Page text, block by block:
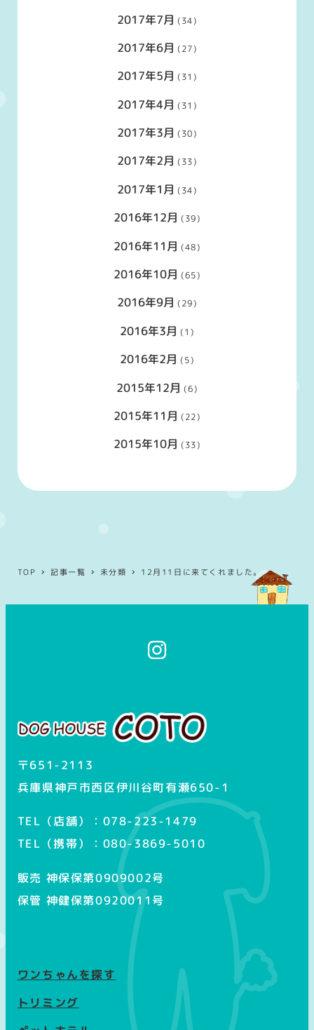
2017年7月 (34)
2017年6月 (27)
2017年5月 (31)
2017年4月 (31)
2017年3月 (30)
2017年2月 (33)
2017年1月 (34)
2016年12月 (39)
2016年11月 (48)
2016年10月 (65)
2016年9月 (29)
2016年3月 (1)
2016年2月 (5)
2015年12月 (6)
2015年11月 (22)
2015年10月 (33)
TOP 記事一覧 未分類 12月11日に来てくれました。
ム
〒651-2113
兵庫県神戸市西区伊川谷町有瀬650-1
TEL（店舗）：078-223-1479
TEL（携帯）：080-3869-5010
販売 神保保第0909002号
保管 神健保第0920011号
ワンちゃんを探す
トリミング